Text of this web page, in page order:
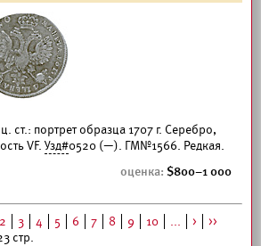
ст.: портрет образца 1707 г. Серебро,
VF. Узд#0520 (—). ГМ№1566. Редкая.
800–1 000
2 3 4 5 6 7 8 9 10 ... >
>>
стр.